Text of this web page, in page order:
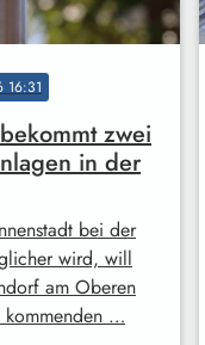
16:31
zwei
in der
bei der
wird, will
am Oberen
kommenden …